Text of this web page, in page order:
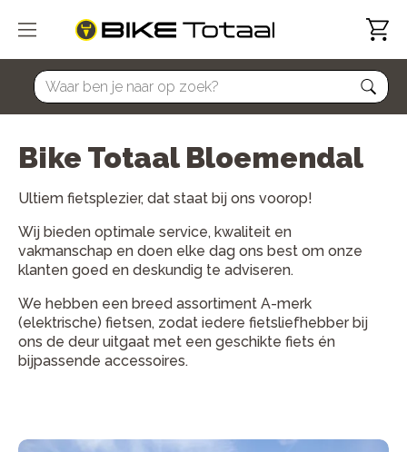
home
Bike Totaal Bloemendal
Ultiem fietsplezier, dat staat bij ons voorop!
Wij bieden optimale service, kwaliteit en
vakmanschap en doen elke dag ons best om onze
klanten goed en deskundig te adviseren.
We hebben een breed assortiment A-merk
(elektrische) fietsen, zodat iedere fietsliefhebber bij
ons de deur uitgaat met een geschikte fiets én
bijpassende accessoires.